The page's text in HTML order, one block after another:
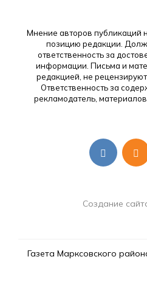
Мнение авторов публикаций
позицию редакции.
ответственность за
информации. Письма и
редакцией, не
Ответственность за
рекламодатель,
Создание
Газета Марксовского